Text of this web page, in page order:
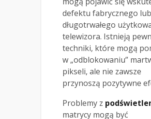
defektu fabrycznego lub
długotrwałego
telewizora. Istnieją
techniki, które mogą
w „odblokowaniu”
pikseli, ale nie zawsze
przynoszą pozytywne
Problemy z
matrycy mogą być